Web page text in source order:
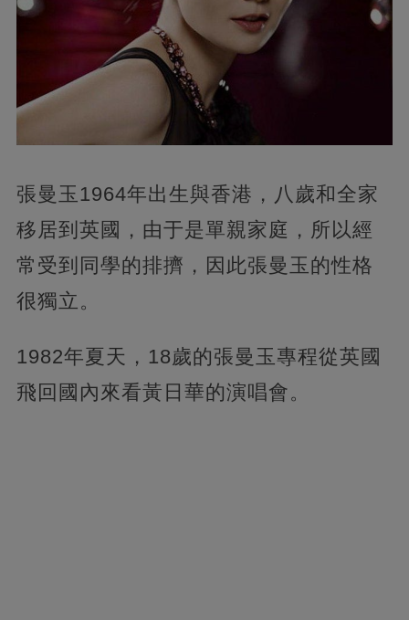
張曼玉1964年出生與香港，八歲和全家
移居到英國，由于是單親家庭，所以經
常受到同學的排擠，因此張曼玉的性格
很獨立。
1982年夏天，18歲的張曼玉專程從英國
飛回國內來看黃日華的演唱會。